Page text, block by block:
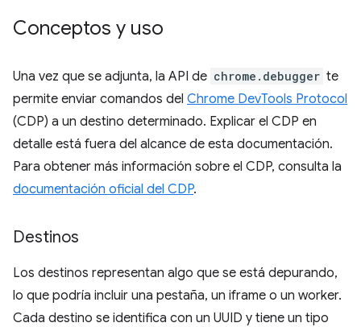
Conceptos y uso
Una vez que se adjunta, la API de chrome.debugger te
permite enviar comandos del Chrome DevTools Protocol
(CDP) a un destino determinado. Explicar el CDP en
detalle está fuera del alcance de esta documentación.
Para obtener más información sobre el CDP, consulta la
documentación oficial del CDP.
Destinos
Los destinos representan algo que se está depurando,
lo que podría incluir una pestaña, un iframe o un worker.
Cada destino se identifica con un UUID y tiene un tipo